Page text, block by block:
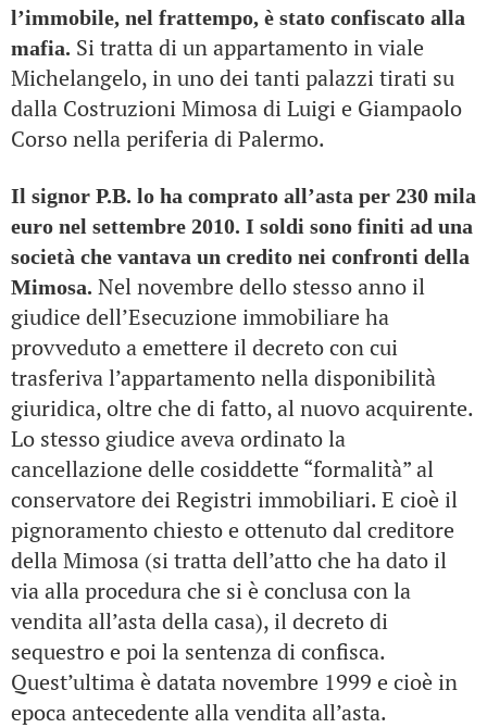
l’immobile, nel frattempo, è stato confiscato alla
mafia. Si tratta di un appartamento in viale
Michelangelo, in uno dei tanti palazzi tirati su
dalla Costruzioni Mimosa di Luigi e Giampaolo
Corso nella periferia di Palermo.
Il signor P.B. lo ha comprato all’asta per 230 mila
euro nel settembre 2010. I soldi sono finiti ad una
società che vantava un credito nei confronti della
Mimosa. Nel novembre dello stesso anno il
giudice dell’Esecuzione immobiliare ha
provveduto a emettere il decreto con cui
trasferiva l’appartamento nella disponibilità
giuridica, oltre che di fatto, al nuovo acquirente.
Lo stesso giudice aveva ordinato la
cancellazione delle cosiddette “formalità” al
conservatore dei Registri immobiliari. E cioè il
pignoramento chiesto e ottenuto dal creditore
della Mimosa (si tratta dell’atto che ha dato il
via alla procedura che si è conclusa con la
vendita all’asta della casa), il decreto di
sequestro e poi la sentenza di confisca.
Quest’ultima è datata novembre 1999 e cioè in
epoca antecedente alla vendita all’asta.